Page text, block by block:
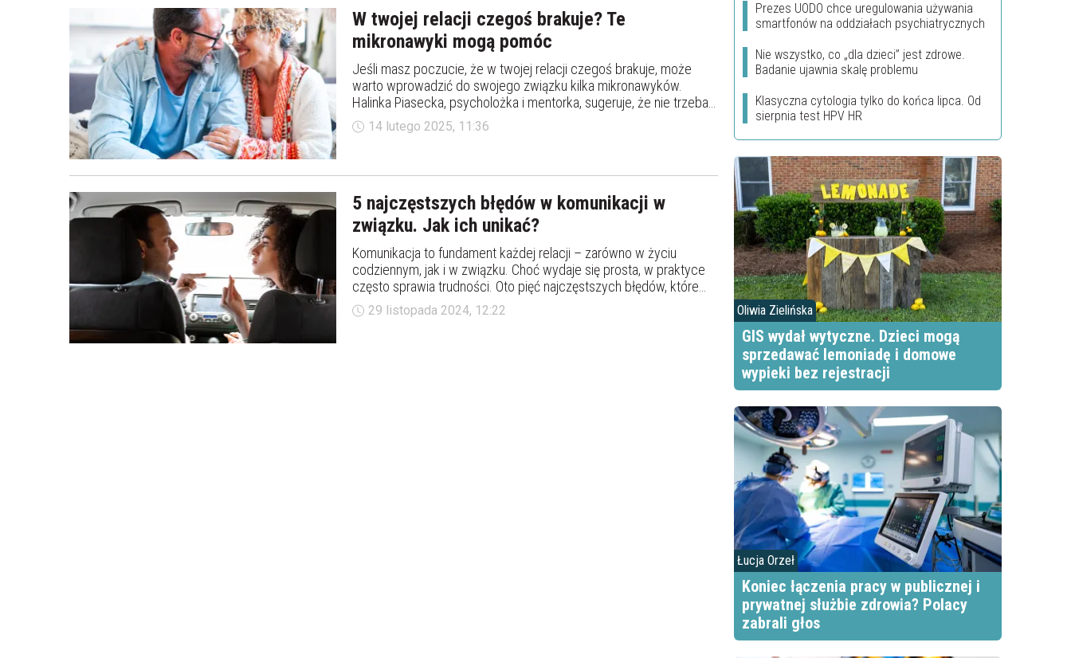
W twojej relacji czegoś brakuje? Te
mikronawyki mogą pomóc
Jeśli masz poczucie, że w twojej relacji czegoś brakuje, może
warto wprowadzić do swojego związku kilka mikronawyków.
Halinka Piasecka, psycholożka i mentorka, sugeruje, że nie trzeba
wielkich zmian, by zadbać o komunikację ze swoją drugą połówkę.
O co dokładnie chodzi?
14 lutego 2025, 11:36
5 najczęstszych błędów w komunikacji w
związku. Jak ich unikać?
Komunikacja to fundament każdej relacji – zarówno w życiu
codziennym, jak i w związku. Choć wydaje się prosta, w praktyce
często sprawia trudności. Oto pięć najczęstszych błędów, które
możemy nieświadomie popełniać w komunikacji i które mogą
zaszkodzić relacji. &nbsp;
29 listopada 2024, 12:22
Prezes UODO chce uregulowania używania
smartfonów na oddziałach psychiatrycznych
Nie wszystko, co „dla dzieci” jest zdrowe.
Badanie ujawnia skalę problemu
Klasyczna cytologia tylko do końca lipca. Od
sierpnia test HPV HR
Oliwia Zielińska
GIS wydał wytyczne. Dzieci mogą
sprzedawać lemoniadę i domowe
wypieki bez rejestracji
Łucja Orzeł
Koniec łączenia pracy w publicznej i
prywatnej służbie zdrowia? Polacy
zabrali głos